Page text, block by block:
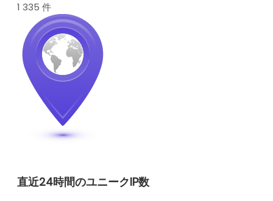
1 335 件
直近24時間のユニークIP数